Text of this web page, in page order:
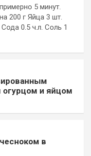
5 минут.
200 г Яйца 3 шт.
0.5 ч.л. Соль 1
и яйцом
в